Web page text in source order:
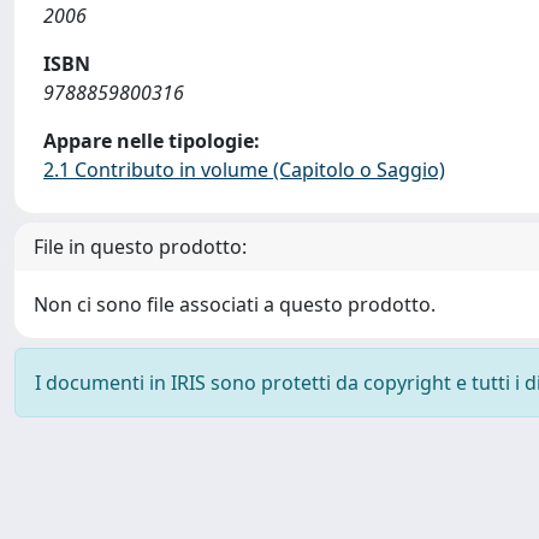
2006
ISBN
9788859800316
Appare nelle tipologie:
2.1 Contributo in volume (Capitolo o Saggio)
File in questo prodotto:
Non ci sono file associati a questo prodotto.
I documenti in IRIS sono protetti da copyright e tutti i